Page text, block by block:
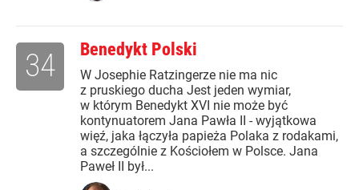
Benedykt Polski
W Josephie Ratzingerze nie ma nic
z pruskiego ducha Jest jeden wymiar,
w którym Benedykt XVI nie może być
kontynuatorem Jana Pawła II - wyjątkowa
więź, jaka łączyła papieża Polaka z rodakami,
a szczególnie z Kościołem w Polsce. Jana
Paweł II był...
34